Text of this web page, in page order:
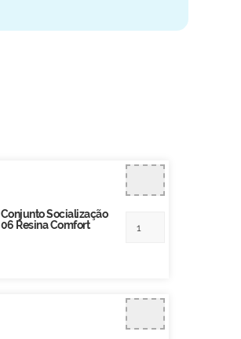
Conjunto Socialização
06 Resina Comfort